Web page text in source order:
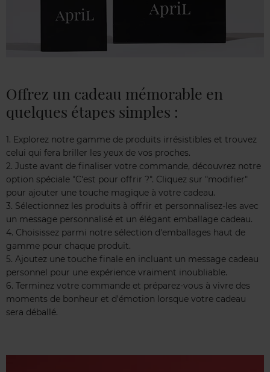
Offrez un cadeau mémorable en
quelques étapes simples :
1. Explorez notre gamme de produits irrésistibles et trouvez
celui qui fera briller les yeux de vos proches.
2. Juste avant de finaliser votre commande, découvrez notre
option spéciale "C'est pour offrir ?". Cliquez sur "modifier"
pour ajouter une touche magique à votre cadeau.
3. Sélectionnez les produits à offrir et personnalisez-les avec
un message personnalisé et un élégant emballage cadeau.
4. Choisissez parmi notre sélection d'emballages haut de
gamme pour chaque produit.
5. Ajoutez une touche finale en incluant un message cadeau
personnel pour une expérience vraiment inoubliable.
6. Terminez votre commande et préparez-vous à vivre des
moments de bonheur et d'émotion lorsque votre cadeau
sera déballé.